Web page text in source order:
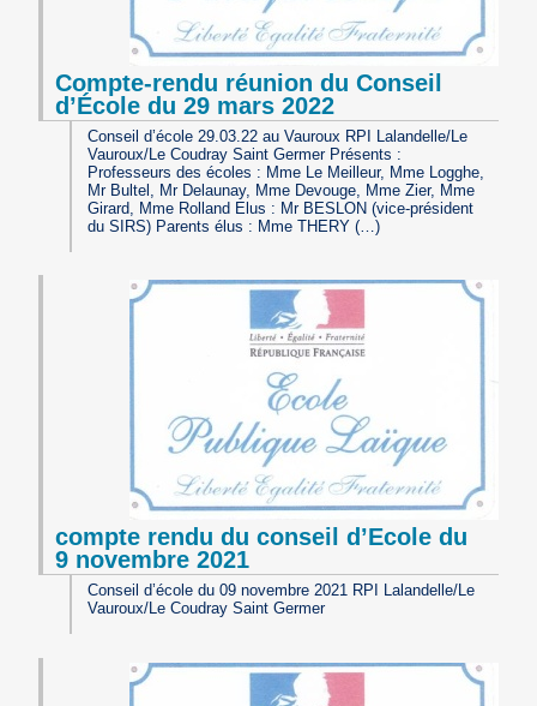
Compte-rendu réunion du Conseil
d’École du 29 mars 2022
Conseil d’école 29.03.22 au Vauroux RPI Lalandelle/Le
Vauroux/Le Coudray Saint Germer Présents :
Professeurs des écoles : Mme Le Meilleur, Mme Logghe,
Mr Bultel, Mr Delaunay, Mme Devouge, Mme Zier, Mme
Girard, Mme Rolland Elus : Mr BESLON (vice-président
du SIRS) Parents élus : Mme THERY (…)
compte rendu du conseil d’Ecole du
9 novembre 2021
Conseil d’école du 09 novembre 2021 RPI Lalandelle/Le
Vauroux/Le Coudray Saint Germer